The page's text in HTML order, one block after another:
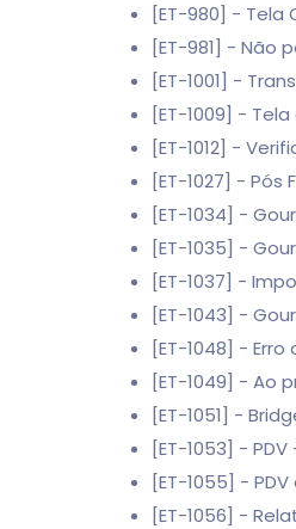
[ET-980] - Tela
[ET-981] - Não
[ET-1001] -
[ET-1009] -
[ET-1012] -
[ET-1027] -
[ET-1034] -
[ET-1035] -
[ET-1037] -
[ET-1043] -
[ET-1048] -
[ET-1049] - Ao
[ET-1051] -
[ET-1053] -
[ET-1055] -
[ET-1056] -